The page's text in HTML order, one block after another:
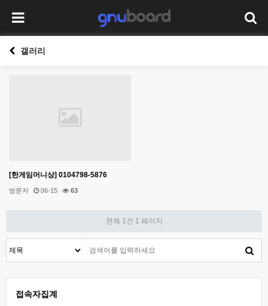
갤러리
[한​게임​머니​상] 01​04​79​8-​58​76
방문자 06-15 63
전체 1건 1 페이지
접속자집계